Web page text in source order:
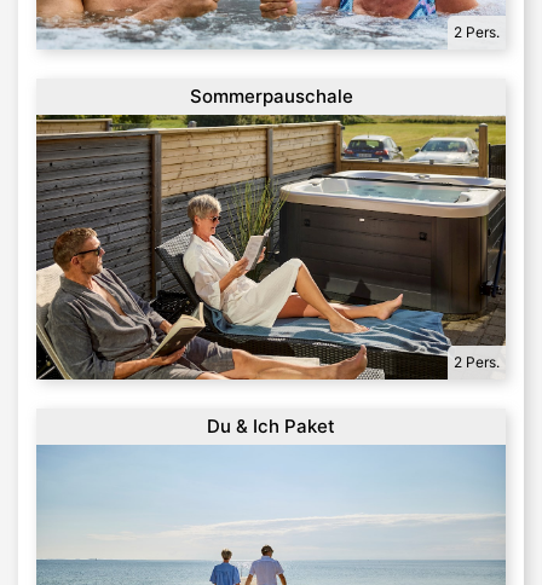
2 Pers.
Sommerpauschale
2 Pers.
Du & Ich Paket